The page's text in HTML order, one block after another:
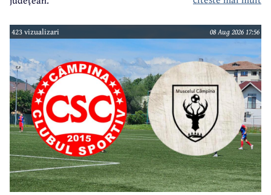
423 vizualizari 08 Aug 2026 17:56